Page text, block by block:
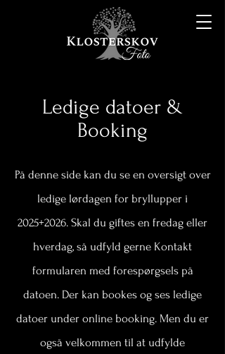
Ledige datoer &
Booking
På denne side kan du se en oversigt over
ledige lørdagen for bryllupper i
2025+2026. Skal du giftes en fredag eller
hverdag, så udfyld gerne Kontakt
formularen med forespørgsels på
datoen. Der kan bookes og ses ledige
datoer under online booking. Men du er
også velkommen til at udfylde